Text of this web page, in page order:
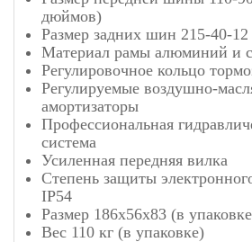
дюймов)
Размер задних шин 215-40-
Материал рамы алюминий и
Регулировочное кольцо
Регулируемые воздушно-
амортизаторы
Профессиональная
система
Усиленная передняя вилка
Степень защиты
IP54
Размер 186х56х83 (в
Вес 110 кг (в упаковке)